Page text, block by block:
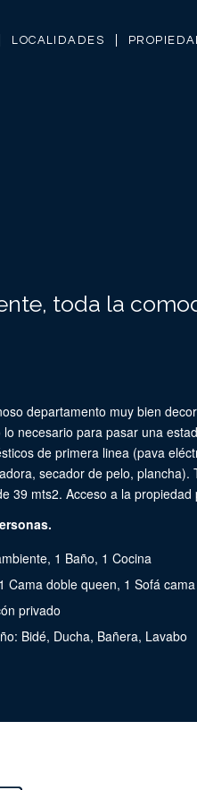
LOCALIDADES
toda la
departamento muy bien
necesario para pasar una
de primera linea (pava
secador de pelo, plancha).
39 mts2. Acceso a la propiedad
1 Baño, 1 Cocina
Cama doble queen, 1 Sofá cama
privado
Bidé, Ducha, Bañera, Lavabo